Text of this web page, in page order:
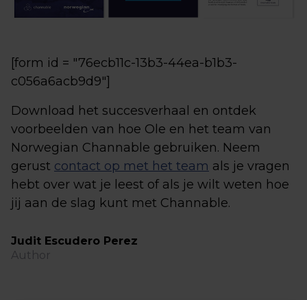
[form id = "76ecb11c-13b3-44ea-b1b3-
c056a6acb9d9"]
Download het succesverhaal en ontdek
voorbeelden van hoe Ole en het team van
Norwegian Channable gebruiken. Neem
gerust contact op met het team als je vragen
hebt over wat je leest of als je wilt weten hoe
jij aan de slag kunt met Channable.
Judit Escudero Perez
Author